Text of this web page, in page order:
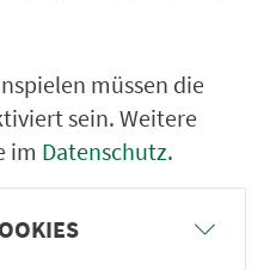
müssen die
sein. Weitere
im Datenschutz.